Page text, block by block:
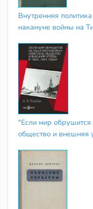
Внутренняя
накануне войны на
"Если мир
общество и внешняя